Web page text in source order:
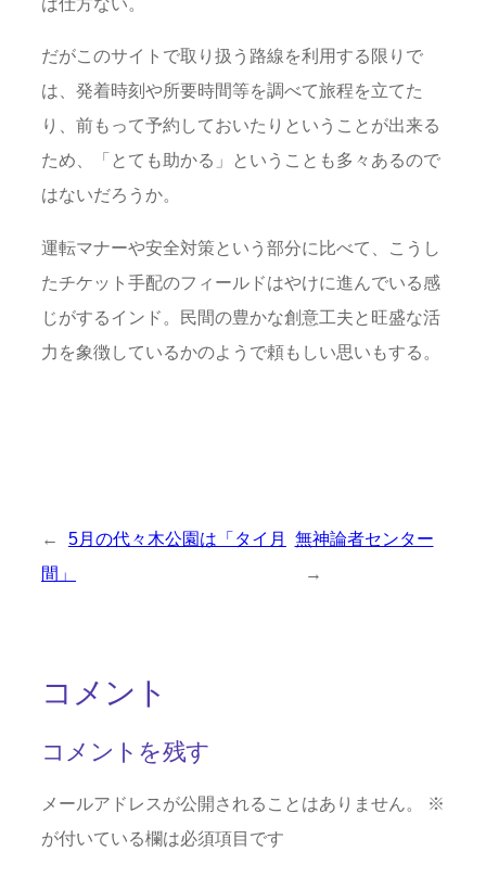
だがこのサイトで取り扱う路線を利用する限りで
は、発着時刻や所要時間等を調べて旅程を立てた
り、前もって予約しておいたりということが出来る
ため、「とても助かる」ということも多々あるので
はないだろうか。
運転マナーや安全対策という部分に比べて、こうし
たチケット手配のフィールドはやけに進んでいる感
じがするインド。民間の豊かな創意工夫と旺盛な活
力を象徴しているかのようで頼もしい思いもする。
←
5月の代々木公園は「タイ月
間」
無神論者センター
→
コメント
コメントを残す
メールアドレスが公開されることはありません。
※
が付いている欄は必須項目です